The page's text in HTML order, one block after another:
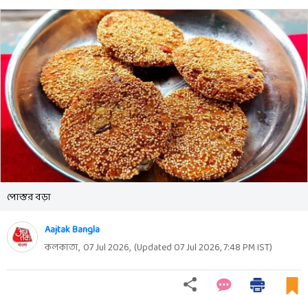
পোস্তর বড়া
Aajtak Bangla
কলকাতা, 07 Jul 2026, (Updated 07 Jul 2026, 7:48 PMIST)